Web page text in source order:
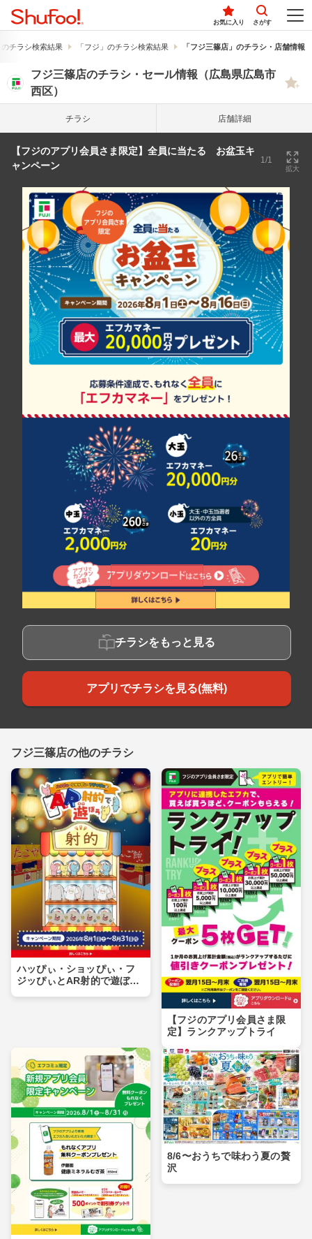
お気に入り さがす
チラシ検索結果 「フジ」のチラシ検索結果 「フジ三篠店」のチラシ・店舗情報
フジ三篠店のチラシ・セール情報（広島県広島市
西区）
チラシ 店舗詳細
【フジのアプリ会員さま限定】全員に当たる お盆玉キ
ャンペーン
1/1
拡大
チラシをもっと見る
アプリでチラシを見る(無料)
フジ三篠店の他のチラシ
ハッぴぃ・ショッぴぃ・フ
ジッぴぃとAR射的で遊ぼ
【フジのアプリ会員さま限
定】ランクアップトライ
8/6〜おうちで味わう夏の贅
沢